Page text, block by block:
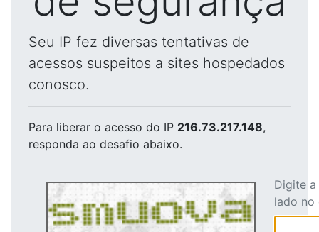
Seu IP fez diversas tentativas de
acessos suspeitos a sites hospedados
conosco.
Para liberar o acesso do IP 216.73.217.148,
responda ao desafio abaixo.
Digite
lado no